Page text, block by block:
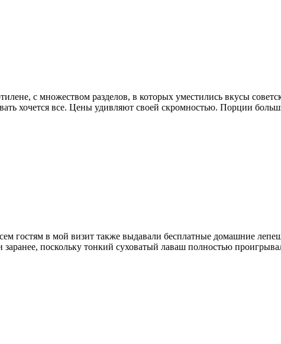
с множеством разделов, в которых уместились вкусы
хочется все. Цены удивляют своей скромностью. Порции
гостям в мой визит также выдавали бесплатные домашние
поскольку тонкий суховатый лаваш полностью